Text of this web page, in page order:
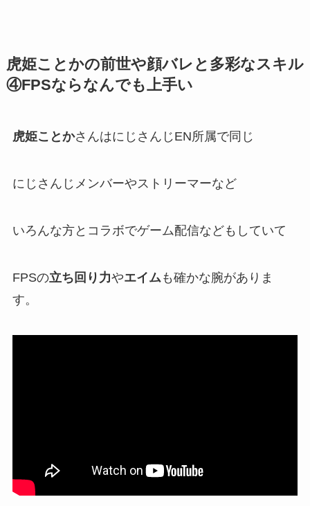
虎姫ことかの前世や顔バレと多彩なスキル
④FPSならなんでも上手い
虎姫ことかさんはにじさんじEN所属で同じ
にじさんじメンバーやストリーマーなど
いろんな方と コラボでゲーム配信などもしていて
FPSの立ち回り力やエイム も確かな腕がありま
す。